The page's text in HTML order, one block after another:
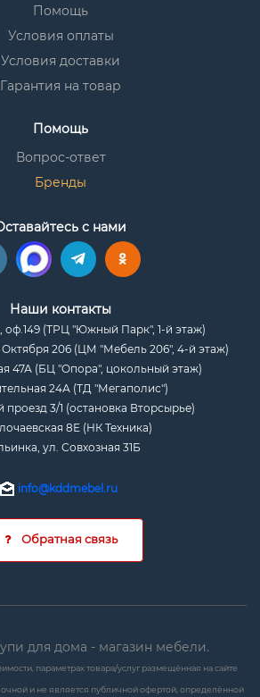
Помощь
Условия оплаты
Условия доставки
Гарантия на товар
Помощь
Вопрос-ответ
Бренды
с нами
Наши контакты
оф.149 (ТРЦ "Южный Парк", 1-й этаж)
Октября 206 (ЦМ "Мебель 206", 4-й этаж)
47А (БЦ "Опора", цокольный этаж)
24А (ТД "Мегаполис")
3/1 (остановка Вторсырье)
8Е (НК Техника)
ул. Совхозная 31Б
info@kddmebel.ru
Обратная связь
для дома - магазин мебели.
параметрах товара/услуг размещённая на сайте
и не является публичной офертой, определённой